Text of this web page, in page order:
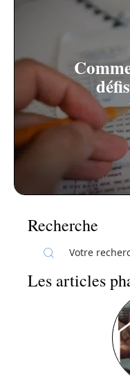
Recherche
Les articles